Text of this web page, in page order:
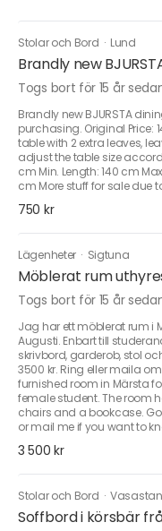
Stolar och Bord · Lund
Brandly new
Togs bort för 15 år
Brandly new BJURSTA
purchasing. Original Price:
table with 2 extra leaves,
adjust the table size
cm Min. Length: 140 cm
cm More stuff for sale due
750 kr
Lägenheter · Sigtuna
Möblerat rum
Togs bort för 15 år
Jag har ett möblerat rum i
Augusti. Enbart till
skrivbord, garderob, stol
3500 kr. Ring eller maila
furnished room in Märsta
female student. The room
chairs and a bookcase.
or mail me if you want to
3 500 kr
Stolar och Bord ·Vasastan
Soffbord i körsbär